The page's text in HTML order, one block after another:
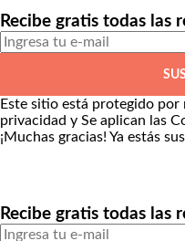
Recibe gratis todas las
Este sitio está protegido por
privacidad y Se aplican las
¡Muchas gracias! Ya estás
Recibe gratis todas las